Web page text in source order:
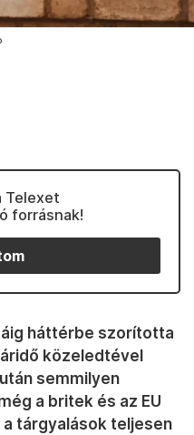
Telexet
forrásnak!
háttérbe szorította
közeledtével
semmilyen
a britek és az EU
tárgyalások teljesen